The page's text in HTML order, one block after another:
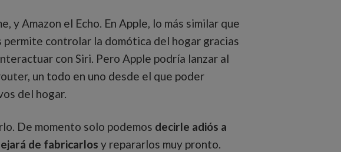
y Amazon el Echo. En Apple, lo más similar que
permite controlar la domótica del hogar gracias
con Siri. Pero Apple podría lanzar al
un todo en uno desde el que poder
del hogar.
De momento solo podemos decirle adiós a
de fabricarlos y repararlos muy pronto.